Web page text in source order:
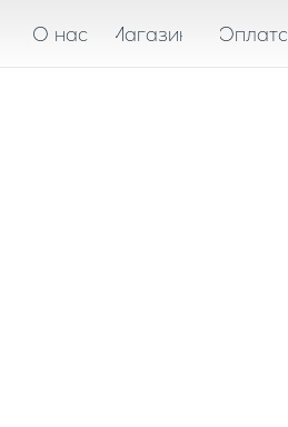
О нас Оплата
Магазин